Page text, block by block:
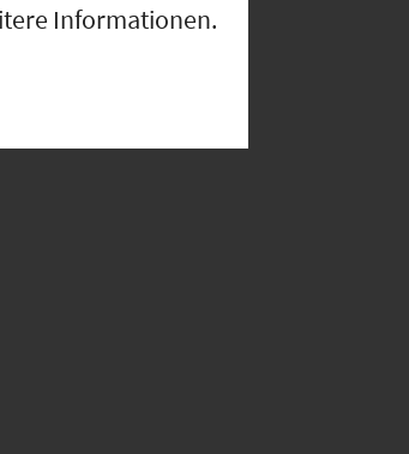
Informationen.